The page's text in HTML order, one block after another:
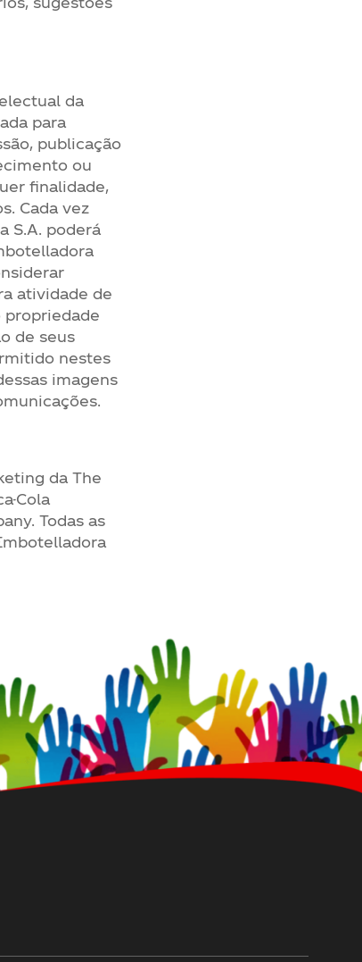
da
para
publicação
ou
finalidade,
Cada vez
S.A. poderá
atividade de
propriedade
de seus
nestes
imagens
da The
Cola
Todas as